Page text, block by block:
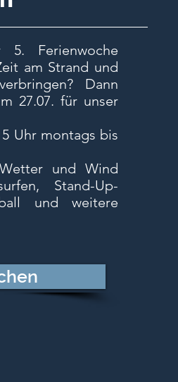
Ferienwoche
am Strand und
Dann
27.07. für unser
Uhr montags bis
und Wind
Stand-Up-
und weitere